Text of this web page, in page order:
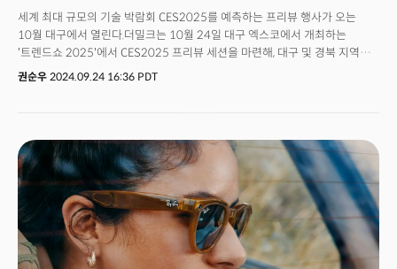
세계 최대 규모의 기술 박람회 CES2025를 예측하는 프리뷰 행사가 오는
10월 대구에서 열린다.더밀크는 10월 24일 대구 엑스코에서 개최하는
'트렌드쇼 2025'에서 CES2025 프리뷰 세션을 마련해, 대구 및 경북 지역
기업들을 대상으로 내년 CES 전망을 제시할 예정이다.CES는
산업의 흐름을 한눈에 파악할 수 있는 중요한 행사로 자리 잡고 있다.내년
CES2025는 '연결하고, 해결하며, 발견하라: 깊이 탐구하라(Connect, Solve,
Discover: Dive In)'를 주제로 열린다. CTA는 인류가 직면한 문제를 기술로
해결하자는 취지로 매년 주제를 선정해왔다. 내년에는 생성AI가 각 기술
분야를 어떻게 연결하고, 인류가 직면한 인간 안보 문제를 해결할 수 있는지에
대한 다양한 통찰을 제공할 것으로 기대된다.👉👉👉 트렌드쇼 서울
신청하러 가기!!!👉👉👉 트렌드쇼 대구 신청하러 가기!!!
권순우 2024.09.24 16:36 PDT